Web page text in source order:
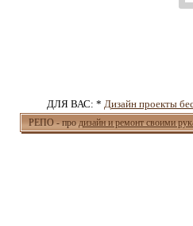
ДЛЯ ВАС: * Дизайн проекты
РЕПО - продизайн и ремонт своими